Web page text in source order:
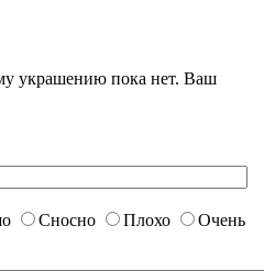
украшению пока нет. Ваш
Сносно Плохо
Очень